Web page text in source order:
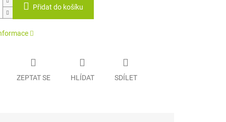
Přidat do košíku
ZEPTAT SE HLÍDAT SDÍLET